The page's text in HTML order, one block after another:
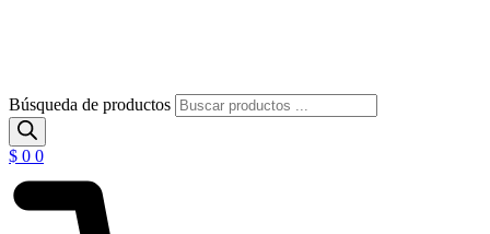
Búsqueda de productos
$ 0 0